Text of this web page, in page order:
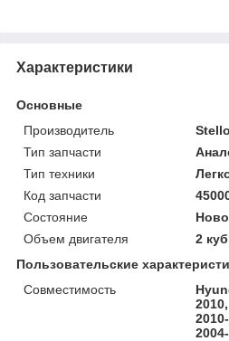
Характеристики
Основные
Производитель
Тип запчасти
Тип техники
Код запчасти
Состояние
Объем двигателя
2
Пользовательские
Совместимость